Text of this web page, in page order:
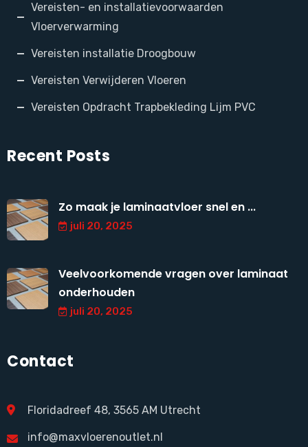
Vereisten- en installatievoorwaarden
Vloerverwarming
Vereisten installatie Droogbouw
Vereisten Verwijderen Vloeren
Vereisten Opdracht Trapbekleding Lijm PVC
Recent Posts
Zo maak je laminaatvloer snel en ...
juli 20, 2025
Veelvoorkomende vragen over laminaat
onderhouden
juli 20, 2025
Contact
Floridadreef 48, 3565 AM Utrecht
info@maxvloerenoutlet.nl